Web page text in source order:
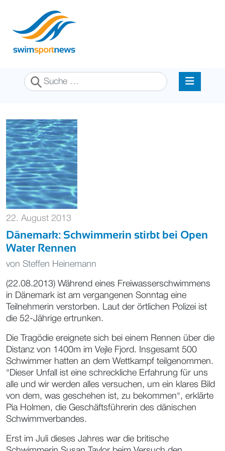
Suchen
22. August 2013
Dänemark: Schwimmerin stirbt bei Open
Water Rennen
von Steffen Heinemann
(22.08.2013) Während eines Freiwasserschwimmens
in Dänemark ist am vergangenen Sonntag eine
Teilnehmerin verstorben. Laut der örtlichen Polizei ist
die 52-Jährige ertrunken.
Die Tragödie ereignete sich bei einem Rennen über die
Distanz von 1400m im Vejle Fjord. Insgesamt 500
Schwimmer hatten an dem Wettkampf teilgenommen.
"Dieser Unfall ist eine schreckliche Erfahrung für uns
alle und wir werden alles versuchen, um ein klares Bild
von dem, was geschehen ist, zu bekommen", erklärte
Pia Holmen, die Geschäftsführerin des dänischen
Schwimmverbandes.
Erst im Juli dieses Jahres war die britische